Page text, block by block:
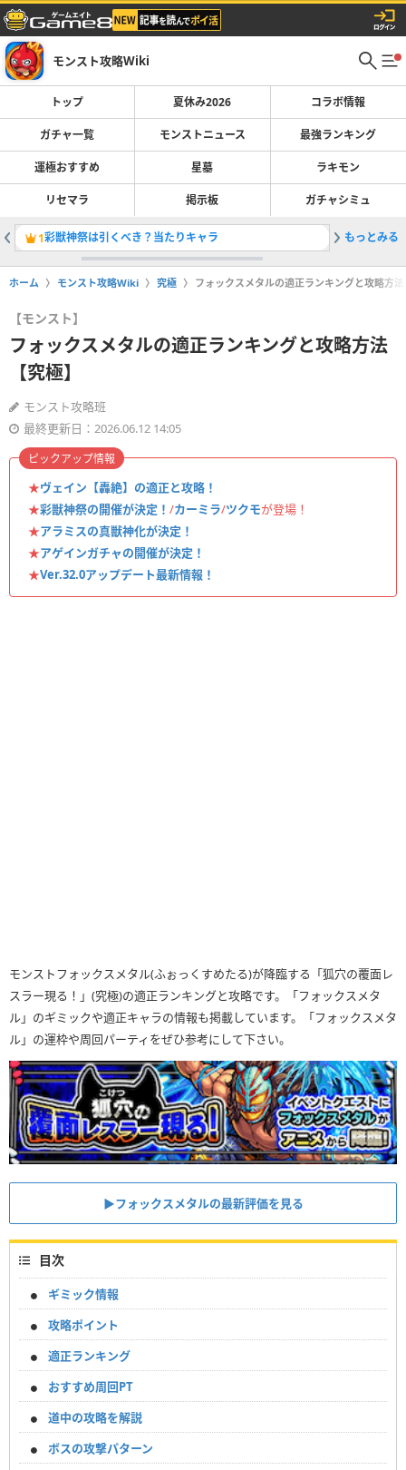
モンスト攻略Wiki
トップ 夏休み2026 コラボ情報
ガチャ一覧 モンストニュース 最強ランキング
運極おすすめ 星墓 ラキモン
リセマラ 掲示板 ガチャシミュ
1彩獣神祭は引くべき？当たりキャラ 2最強キ
もっとみる
ホーム モンスト攻略Wiki 究極 フォックスメタルの適正ランキングと攻略方
【モンスト】
フォックスメタルの適正ランキングと攻略方法
【究極】
モンスト攻略班
最終更新日：2026.06.12 14:05
★ヴェイン【轟絶】の適正と攻略！
★彩獣神祭の開催が決定！ /カーミラ/ツクモが登場！
★アラミスの真獣神化が決定！
★アゲインガチャの開催が決定！
★Ver.32.0アップデート最新情報！
ピックアップ情報
モンストフォックスメタル(ふぉっくすめたる)が降臨する「狐穴の覆面レ
スラー現る！」(究極)の適正ランキングと攻略です。「フォックスメタ
ル」のギミックや適正キャラの情報も掲載しています。「フォックスメタ
ル」の運枠や周回パーティをぜひ参考にして下さい。
▶フォックスメタルの最新評価を見る
目次
ギミック情報
攻略ポイント
適正ランキング
おすすめ周回PT
道中の攻略を解説
ボスの攻撃パターン